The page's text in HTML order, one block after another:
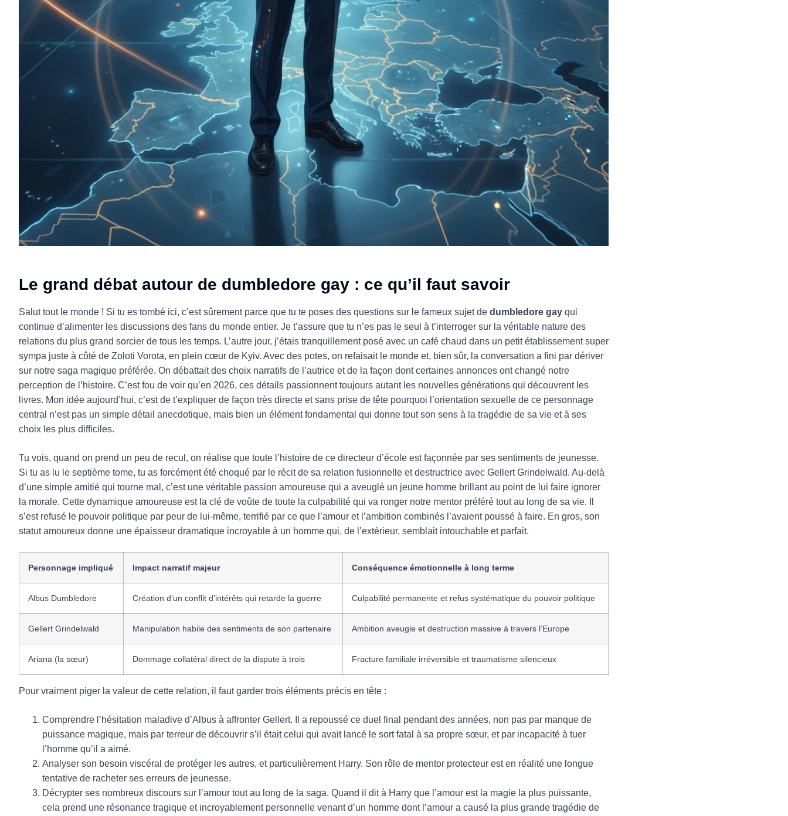
Le grand débat autour de dumbledore gay : ce qu’il faut savoir
Salut tout le monde ! Si tu es tombé ici, c’est sûrement parce que tu te poses des questions sur le fameux sujet de dumbledore gay qui
continue d’alimenter les discussions des fans du monde entier. Je t’assure que tu n’es pas le seul à t’interroger sur la véritable nature des
relations du plus grand sorcier de tous les temps. L’autre jour, j’étais tranquillement posé avec un café chaud dans un petit établissement super
sympa juste à côté de Zoloti Vorota, en plein cœur de Kyiv. Avec des potes, on refaisait le monde et, bien sûr, la conversation a fini par dériver
sur notre saga magique préférée. On débattait des choix narratifs de l’autrice et de la façon dont certaines annonces ont changé notre
perception de l’histoire. C’est fou de voir qu’en 2026, ces détails passionnent toujours autant les nouvelles générations qui découvrent les
livres. Mon idée aujourd’hui, c’est de t’expliquer de façon très directe et sans prise de tête pourquoi l’orientation sexuelle de ce personnage
central n’est pas un simple détail anecdotique, mais bien un élément fondamental qui donne tout son sens à la tragédie de sa vie et à ses
choix les plus difficiles.
Tu vois, quand on prend un peu de recul, on réalise que toute l’histoire de ce directeur d’école est façonnée par ses sentiments de jeunesse.
Si tu as lu le septième tome, tu as forcément été choqué par le récit de sa relation fusionnelle et destructrice avec Gellert Grindelwald. Au-delà
d’une simple amitié qui tourne mal, c’est une véritable passion amoureuse qui a aveuglé un jeune homme brillant au point de lui faire ignorer
la morale. Cette dynamique amoureuse est la clé de voûte de toute la culpabilité qui va ronger notre mentor préféré tout au long de sa vie. Il
s’est refusé le pouvoir politique par peur de lui-même, terrifié par ce que l’amour et l’ambition combinés l’avaient poussé à faire. En gros, son
statut amoureux donne une épaisseur dramatique incroyable à un homme qui, de l’extérieur, semblait intouchable et parfait.
Personnage impliqué Impact narratif majeur Conséquence émotionnelle à long terme
Albus Dumbledore Création d’un conflit d’intérêts qui retarde la guerre Culpabilité permanente et refus systématique du pouvoir politique
Gellert Grindelwald Manipulation habile des sentiments de son partenaire Ambition aveugle et destruction massive à travers l’Europe
Ariana (la sœur) Dommage collatéral direct de la dispute à trois Fracture familiale irréversible et traumatisme silencieux
Pour vraiment piger la valeur de cette relation, il faut garder trois éléments précis en tête :
Comprendre l’hésitation maladive d’Albus à affronter Gellert. Il a repoussé ce duel final pendant des années, non pas par manque de
puissance magique, mais par terreur de découvrir s’il était celui qui avait lancé le sort fatal à sa propre sœur, et par incapacité à tuer
l’homme qu’il a aimé.
Analyser son besoin viscéral de protéger les autres, et particulièrement Harry. Son rôle de mentor protecteur est en réalité une longue
tentative de racheter ses erreurs de jeunesse.
Décrypter ses nombreux discours sur l’amour tout au long de la saga. Quand il dit à Harry que l’amour est la magie la plus puissante,
cela prend une résonance tragique et incroyablement personnelle venant d’un homme dont l’amour a causé la plus grande tragédie de